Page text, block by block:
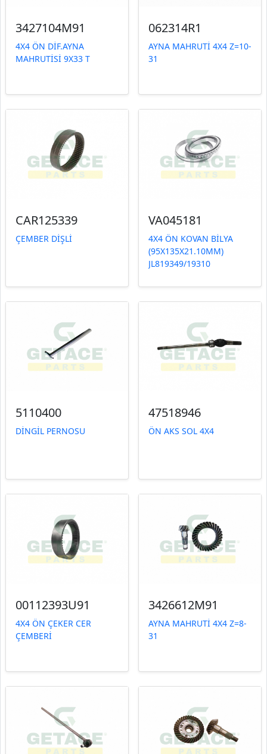
3427104M91
4X4 ÖN DİF.AYNA
MAHRUTİSİ 9X33 T
062314R1
AYNA MAHRUTİ 4X4 Z=10-
31
CAR125339
ÇEMBER DİŞLİ
VA045181
4X4 ÖN KOVAN BİLYA
(95X135X21.10MM)
JL819349/19310
5110400
DİNGİL PERNOSU
47518946
ÖN AKS SOL 4X4
00112393U91
4X4 ÖN ÇEKER CER
ÇEMBERİ
3426612M91
AYNA MAHRUTİ 4X4 Z=8-
31